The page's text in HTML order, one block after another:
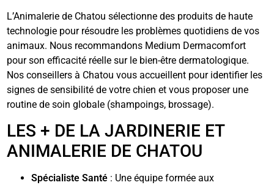
L’Animalerie de Chatou sélectionne des produits de haute
technologie pour résoudre les problèmes quotidiens de vos
animaux. Nous recommandons Medium Dermacomfort
pour son efficacité réelle sur le bien-être dermatologique.
Nos conseillers à Chatou vous accueillent pour identifier les
signes de sensibilité de votre chien et vous proposer une
routine de soin globale (shampoings, brossage).
LES + DE LA JARDINERIE ET
ANIMALERIE DE CHATOU
Spécialiste Santé : Une équipe formée aux